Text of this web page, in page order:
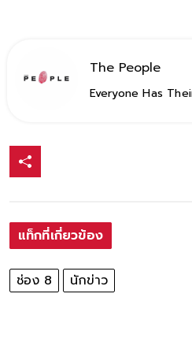
The People
Everyone Has
แท็กที่เกี่ยวข้อง
ช่อง 8 นักข่าว